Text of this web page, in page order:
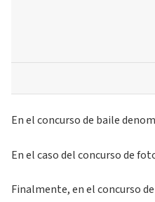
En el concurso de baile
En el caso del concurso de
Finalmente, en el concurso